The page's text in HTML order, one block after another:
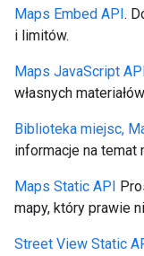
Maps Embed API.
i limitów.
Maps JavaScript
własnych
Biblioteka miejsc,
informacje na temat
Maps Static API
mapy, który prawie
Street View Static